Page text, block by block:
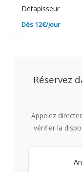
Détapisseur
Dès 12€/jour
Réservez
Appelez
vérifier la